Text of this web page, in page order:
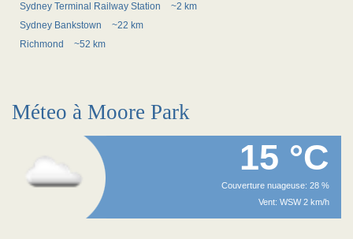
Sydney Terminal Railway Station
~2 km
Sydney Bankstown
~22 km
Richmond
~52 km
Méteo à Moore Park
15 °C
Couverture nuageuse: 28 %
Vent: WSW 2 km/h